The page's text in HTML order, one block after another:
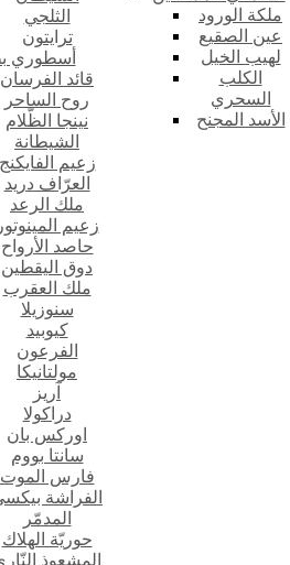
الثلجي
ترايتون
أسطوري
قائد الفرسان
روح الساحر
نينجا الظّلام
الشيطانة
زعيم الفايكنج
العرّاف دريد
ملك الرعد
زعيم المينوتور
حاصد الأرواح
دوق اليقطين
ملك العقرب
سنوزيلا
كيوبيد
الفرعون
مولتانيكا
آريز
دراكولا
اوركس بان
سانتا بووم
فارس الموت
الفراشة
المدمّر
حوريّة الهلاك
المشعوذ
ملكة الورود
عين الصقيع
لهيب الخيل
الكلب
السحري
الأسد المجنح